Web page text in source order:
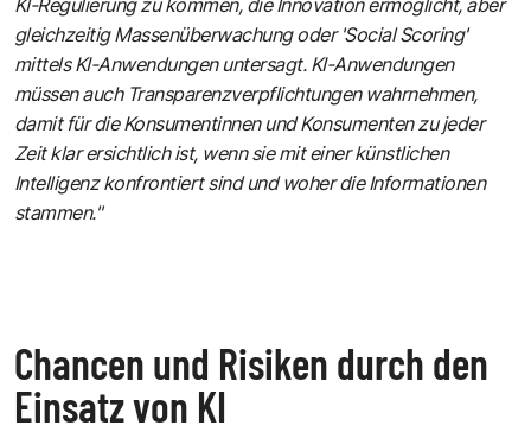
gleichzeitig Massenüberwachung oder 'Social Scoring'
mittels KI-Anwendungen untersagt. KI-Anwendungen
müssen auch Transparenzverpflichtungen wahrnehmen,
damit für die Konsumentinnen und Konsumenten zu jeder
Zeit klar ersichtlich ist, wenn sie mit einer künstlichen
Intelligenz konfrontiert sind und woher die Informationen
stammen."
Chancen und Risiken durch den
Einsatz von KI